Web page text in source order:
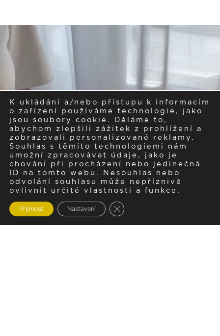
K ukládání a/nebo přístupu k informacím
o zařízení používáme technologie, jako
jsou soubory cookie. Děláme to,
abychom zlepšili zážitek z prohlížení a
zobrazovali personalizované reklamy.
Souhlas s těmito technologiemi nám
umožní zpracovávat údaje, jako je
chování při procházení nebo jedinečná
ID na tomto webu. Nesouhlas nebo
odvolání souhlasu může nepříznivě
ovlivnit určité vlastnosti a funkce.
Přijmout Nastavení Zavřít cookie lištu GDPR